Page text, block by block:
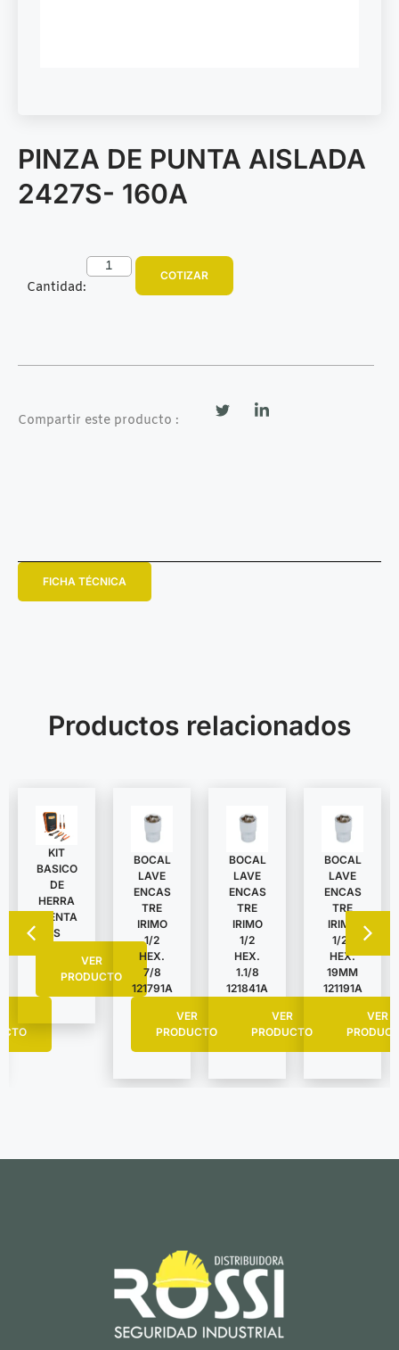
PINZA DE PUNTA AISLADA
2427S- 160A
Cantidad:
COTIZAR
Compartir este producto :
FICHA TÉCNICA
Productos relacionados
KIT
BASICO
DE
HERRA
MIENTA
S
VER
PRODUCTO
BOCAL
LAVE
ENCAS
TRE
IRIMO
1/2
HEX.
7/8
121791A
VER
PRODUCTO
BOCAL
LAVE
ENCAS
TRE
IRIMO
1/2
HEX.
1.1/8
121841A
VER
PRODUCTO
BOCAL
LAVE
ENCAS
TRE
IRIMO
1/2″
HEX.
19MM
121191A
VER